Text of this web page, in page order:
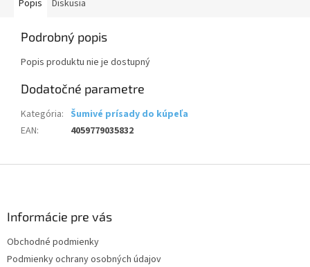
Popis
Diskusia
Podrobný popis
Popis produktu nie je dostupný
Dodatočné parametre
Kategória: Šumivé prísady do kúpeľa
EAN: 4059779035832
Informácie pre vás
Obchodné podmienky
Podmienky ochrany osobných údajov